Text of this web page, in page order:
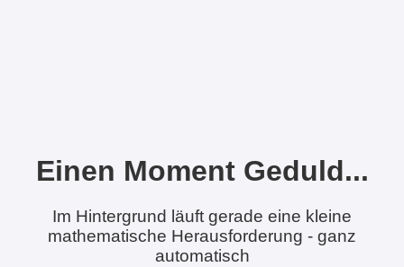
Einen Moment Geduld...
Im Hintergrund läuft gerade eine kleine
mathematische Herausforderung - ganz
automatisch